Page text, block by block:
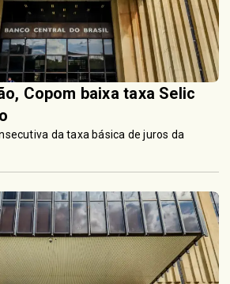
Copom baixa taxa Selic
da taxa básica de juros da